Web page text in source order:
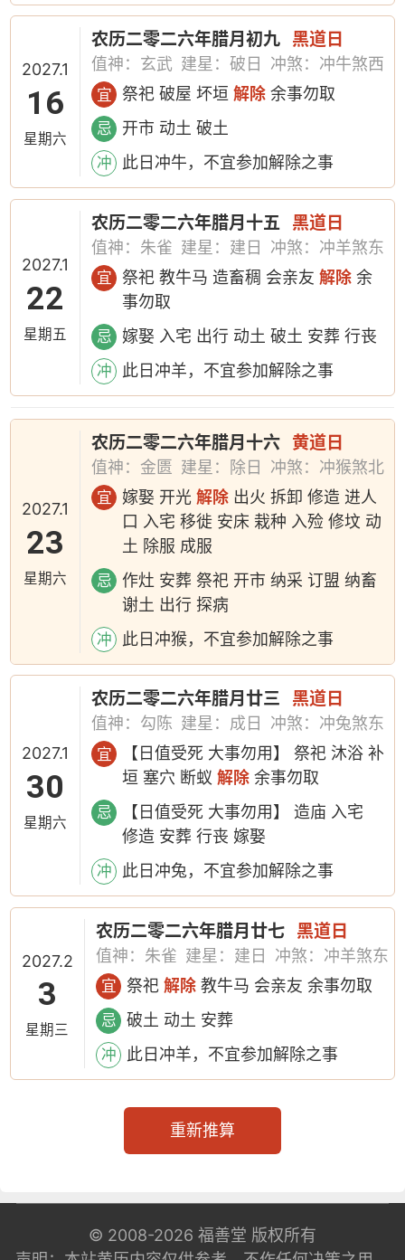
2027.1
16
星期六
农历二零二六年腊月初九 黑道日
值神：玄武 建星：破日 冲煞：冲牛煞西
宜 祭祀 破屋 坏垣解除 余事勿取
忌 开市 动土 破土
冲 此日冲牛，不宜参加解除之事
2027.1
22
星期五
农历二零二六年腊月十五 黑道日
值神：朱雀 建星：建日 冲煞：冲羊煞东
宜 祭祀 教牛马 造畜稠 会亲友解除 余
事勿取
忌 嫁娶 入宅 出行 动土 破土 安葬 行丧
冲 此日冲羊，不宜参加解除之事
2027.1
23
星期六
农历二零二六年腊月十六 黄道日
值神：金匮 建星：除日 冲煞：冲猴煞北
宜 嫁娶 开光解除 出火 拆卸 修造 进人
口 入宅 移徙 安床 栽种 入殓 修坟 动
土 除服 成服
忌
作灶 安葬 祭祀 开市 纳采 订盟 纳畜
谢土 出行 探病
冲 此日冲猴，不宜参加解除之事
2027.1
30
星期六
农历二零二六年腊月廿三 黑道日
值神：勾陈 建星：成日 冲煞：冲兔煞东
宜
【日值受死 大事勿用】 祭祀 沐浴 补
垣 塞穴 断蚁解除 余事勿取
忌
【日值受死 大事勿用】 造庙 入宅
修造 安葬 行丧 嫁娶
冲 此日冲兔，不宜参加解除之事
2027.2
3
星期三
农历二零二六年腊月廿七 黑道日
值神：朱雀 建星：建日 冲煞：冲羊煞东
宜 祭祀解除 教牛马 会亲友 余事勿取
忌 破土 动土 安葬
冲 此日冲羊，不宜参加解除之事
重新推算
© 2008-2026 福善堂 版权所有